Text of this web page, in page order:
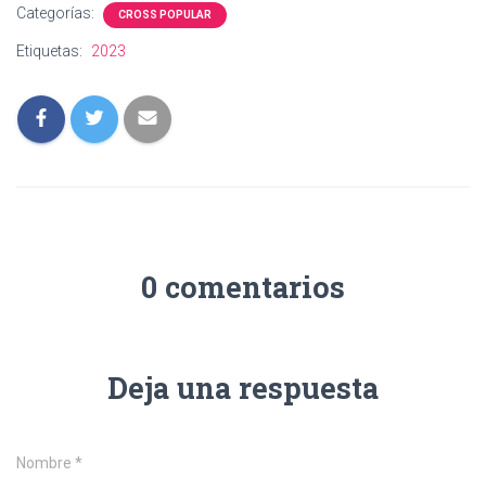
Categorías: CROSS POPULAR
Etiquetas: 2023
0 comentarios
Deja una respuesta
Nombre *